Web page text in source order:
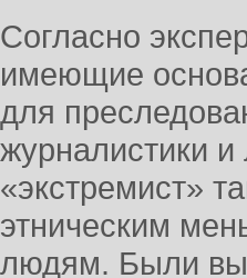
Согласно
имеющие
для
журналистики
«экстремист»
этническим
людям. Были